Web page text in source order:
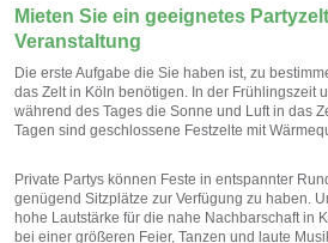
Mieten Sie ein geeignetes
Veranstaltung
Die erste Aufgabe die Sie haben ist, zu
das Zelt in Köln benötigen. In der Frühlingszeit
während des Tages die Sonne und Luft in das
Tagen sind geschlossene Festzelte mit
Private Partys können Feste in entspannter
genügend Sitzplätze zur Verfügung zu haben.
hohe Lautstärke für die nahe Nachbarschaft in
bei einer größeren Feier, Tanzen und laute